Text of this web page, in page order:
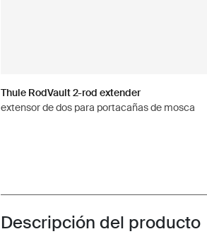
Thule RodVault 2-rod extender
extensor de dos para portacañas de mosca
Toggle overview
Descripción del producto